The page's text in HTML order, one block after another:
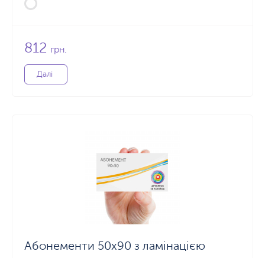
812 грн.
Далі
Абонементи 50х90 з ламінацією